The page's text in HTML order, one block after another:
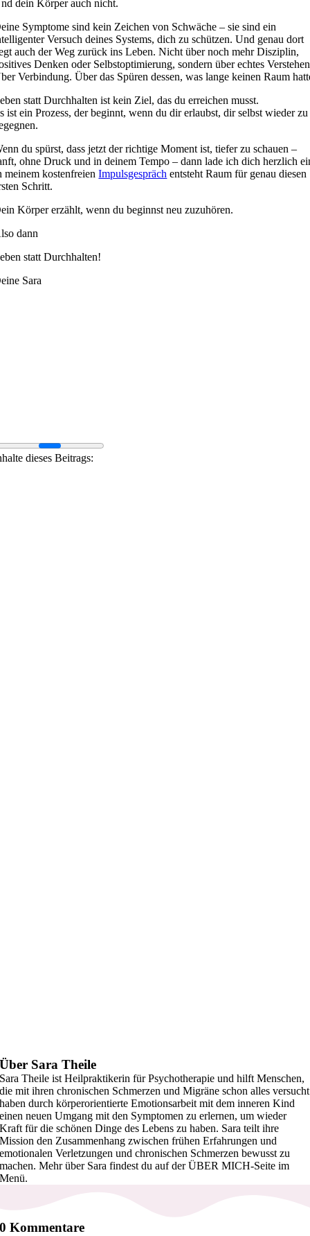
dein Körper auch nicht.
Symptome sind kein Zeichen von Schwäche – sie sind ein
Versuch deines Systems, dich zu schützen. Und genau dort
auch der Weg zurück ins Leben. Nicht über noch mehr Disziplin,
Denken oder Selbstoptimierung, sondern über echtes
Verbindung. Über das Spüren dessen, was lange keinen Raum
statt Durchhalten ist kein Ziel, das du erreichen musst.
ist ein Prozess, der beginnt, wenn du dir erlaubst, dir selbst wieder zu
du spürst, dass jetzt der richtige Moment ist, tiefer zu schauen –
ohne Druck und in deinem Tempo – dann lade ich dich herzlich
meinem kostenfreienImpulsgespräch entsteht Raum für genau diesen
Schritt.
Körper erzählt, wenn du beginnst neu zuzuhören.
dann
statt Durchhalten!
Sara
dieses Beitrags:
Über Sara Theile
Sara Theile ist Heilpraktikerin für Psychotherapie und hilft Menschen,
die mit ihren chronischen Schmerzen und Migräne schon alles versucht
haben durch körperorientierte Emotionsarbeit mit dem inneren Kind
einen neuen Umgang mit den Symptomen zu erlernen, um wieder
Kraft für die schönen Dinge des Lebens zu haben. Sara teilt ihre
Mission den Zusammenhang zwischen frühen Erfahrungen und
emotionalen Verletzungen und chronischen Schmerzen bewusst zu
machen. Mehr über Sara findest du auf der ÜBER MICH-Seite im
Menü.
0 Kommentare